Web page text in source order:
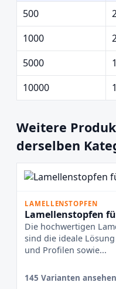
500
1000
5000
10000
Weitere
derselben
LAMELLENSTOPFEN
Lamellenstopfen
Die hochwertigen
sind die ideale
und Profilen sowie...
145 Varianten ansehen